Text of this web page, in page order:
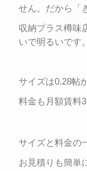
せん。だから「
収納プラス樽味
いで明るいです
サイズは0.28帖
料金も月額賃料
サイズと料金の
お見積りも簡単